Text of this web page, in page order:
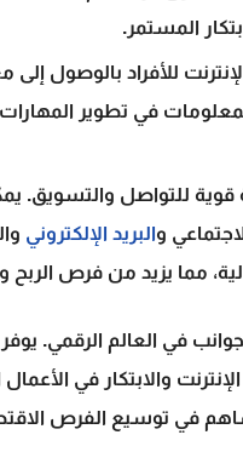
المستمر.
للأفراد بالوصول
في تطوير
قوية للتواصل والتسويق.
والبريد الإلكتروني
مما يزيد من فرص الربح
في العالم الرقمي.
والابتكار في
في توسيع الفرص